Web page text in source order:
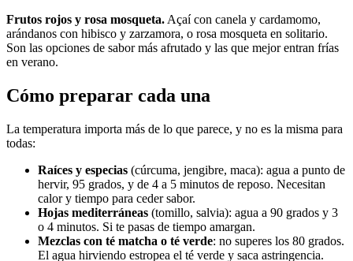
Frutos rojos y rosa mosqueta. Açaí con canela y cardamomo,
arándanos con hibisco y zarzamora, o rosa mosqueta en solitario.
Son las opciones de sabor más afrutado y las que mejor entran frías
en verano.
Cómo preparar cada una
La temperatura importa más de lo que parece, y no es la misma para
todas:
Raíces y especias (cúrcuma, jengibre, maca): agua a punto de
hervir, 95 grados, y de 4 a 5 minutos de reposo. Necesitan
calor y tiempo para ceder sabor.
Hojas mediterráneas (tomillo, salvia): agua a 90 grados y 3
o 4 minutos. Si te pasas de tiempo amargan.
Mezclas con té matcha o té verde: no superes los 80 grados.
El agua hirviendo estropea el té verde y saca astringencia.